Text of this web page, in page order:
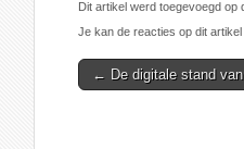
Dit artikel werd toegevoegd
Je kan de reacties op dit
Post
← De digitale stand